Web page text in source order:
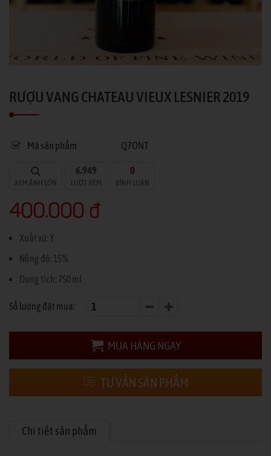
RƯỢU VANG CHATEAU VIEUX LESNIER 2019
Mã sản phẩm Q7ONT
XEM ẢNH LỚN
6.949
LƯỢT XEM
0
BÌNH LUẬN
400.000 đ
Xuất xứ: Ý
Nồng độ: 15%
Dung tích: 750 ml
Số lượng đặt mua:
MUA HÀNG NGAY
TƯ VẤN SẢN PHẨM
Chi tiết sản phẩm